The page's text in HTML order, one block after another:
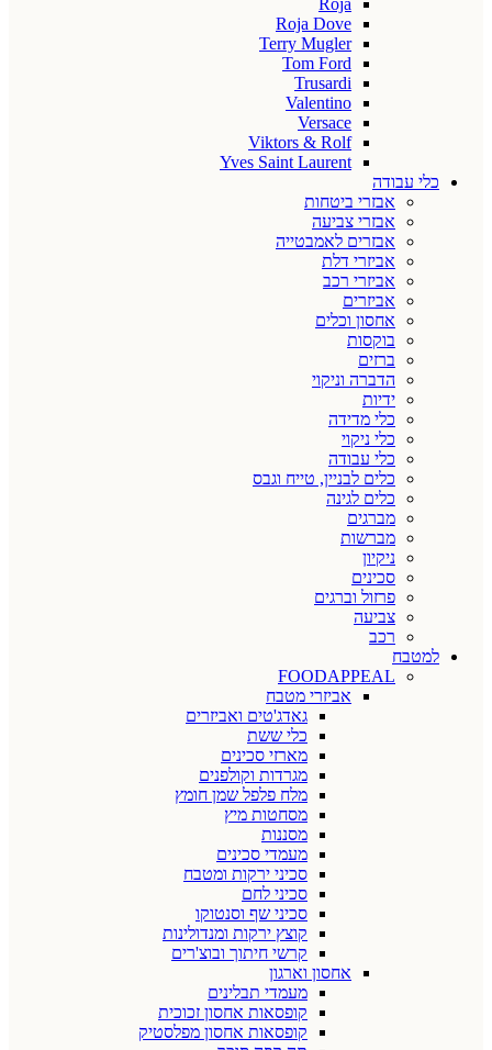
Roja
Roja Dove
Terry Mugler
Tom Ford
Trusardi
Valentino
Versace
Viktors & Rolf
Yves Saint Laurent
כלי עבודה
אבזרי ביטחות
אבזרי צביעה
אבזרים לאמבטייה
אביזרי דלת
אביזרי רכב
אביזרים
אחסון וכלים
בוקסות
ברזים
הדברה וניקוי
ידיות
כלי מדידה
כלי ניקוי
כלי עבודה
כלים לבניין, טייח וגבס
כלים לגינה
מברגים
מברשות
ניקיון
סכינים
פרזול וברגים
צביעה
רכב
למטבח
FOODAPPEAL
אביזרי מטבח
גאדג'טים ואביזרים
כלי ששת
מארזי סכינים
מגרדות וקולפנים
מלח פלפל שמן חומץ
מסחטות מיץ
מסננות
מעמדי סכינים
סכיני ירקות ומטבח
סכיני לחם
סכיני שף וסנטוקו
קוצץ ירקות ומנדולינות
קרשי חיתוך ובוצ'רים
אחסון וארגון
מעמדי תבלינים
קופסאות אחסון זכוכית
קופסאות אחסון מפלסטיק